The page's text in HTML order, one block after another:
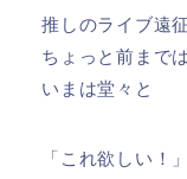
推しのライブ遠
ちょっと前まで
いまは堂々と
「これ欲しい！」